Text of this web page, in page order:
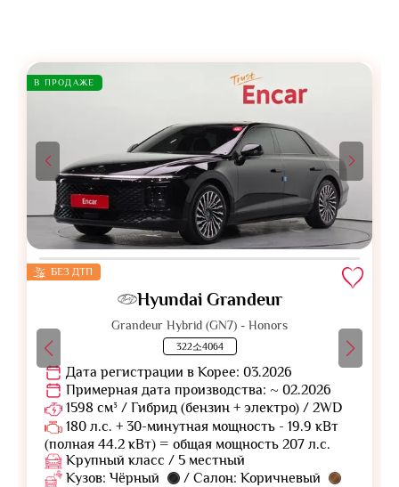
В ПРОДАЖЕ
БЕЗ ДТП
Hyundai Grandeur
Grandeur Hybrid (GN7) - Honors
322소4064
Дата регистрации в Корее: 03.2026
Примерная дата производства: ~ 02.2026
1598 см³ / Гибрид (бензин + электро) / 2WD
180 л.с. + 30-минутная мощность - 19.9 кВт
(полная 44.2 кВт) = общая мощность 207 л.с.
Крупный класс / 5 местный
Кузов: Чёрный
/ Салон: Коричневый